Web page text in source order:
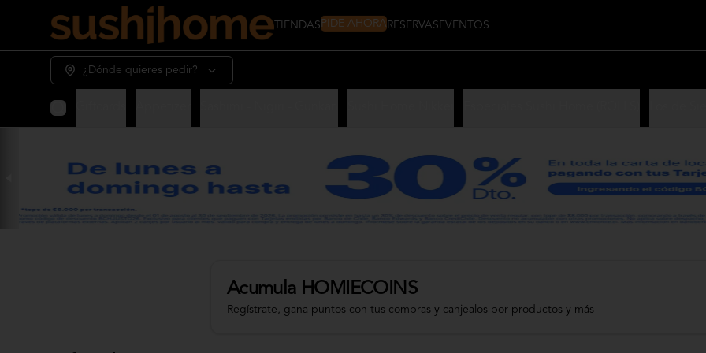
TIENDAS PIDE AHORA RESERVAS EVENTOS
¿Dónde quieres pedir?
Acumula HOMIECOINS
Regístrate, gana puntos con tus compras y canjealos por productos y más